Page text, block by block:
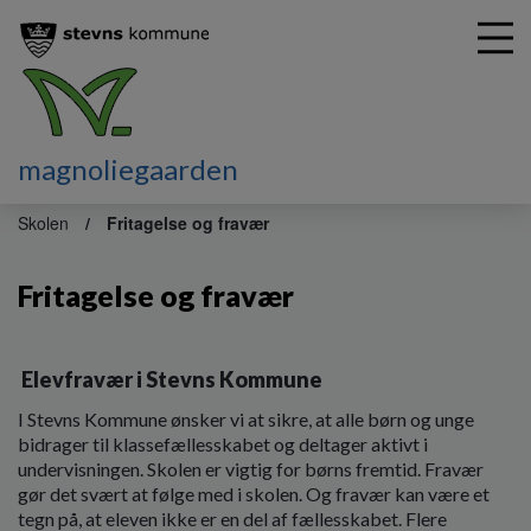
magnoliegaarden
Skolen Fritagelse og fravær
Fritagelse og fravær
Elevfravær i Stevns Kommune
I Stevns Kommune ønsker vi at sikre, at alle børn og unge
bidrager til klassefællesskabet og deltager aktivt i
undervisningen. Skolen er vigtig for børns fremtid. Fravær
gør det svært at følge med i skolen. Og fravær kan være et
tegn på, at eleven ikke er en del af fællesskabet. Flere